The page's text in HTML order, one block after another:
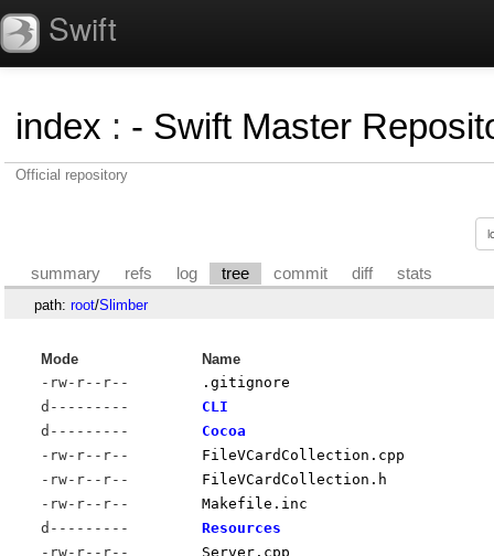
Swift
index : - Swift Master
Official repository
summary refs log tree commit diff stats
path: root/Slimber
Mode
Name
-rw-r--r--
.gitignore
d---------
CLI
d---------
Cocoa
-rw-r--r--
FileVCardCollection.cpp
-rw-r--r--
FileVCardCollection.h
-rw-r--r--
Makefile.inc
d---------
Resources
-rw-r--r--
Server.cpp